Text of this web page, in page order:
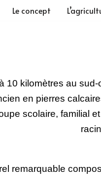
Le concept
10 kilomètres au
en pierres
scolaire, familial
remarquable